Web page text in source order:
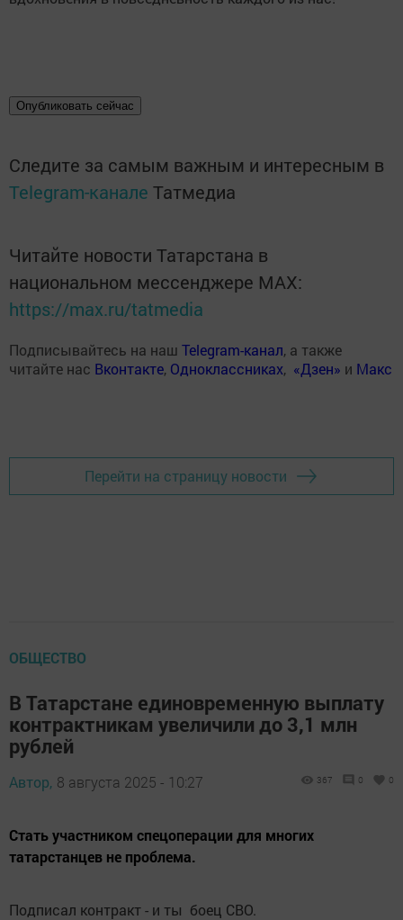
Опубликовать сейчас
Следите за самым важным и интересным в
Telegram-канале Татмедиа
Читайте новости Татарстана в
национальном мессенджере MАХ:
https://max.ru/tatmedia
Подписывайтесь на наш Telegram-канал, а также
читайте нас Вконтакте, Одноклассниках, «Дзен» и Макс
Перейти на страницу новости
ОБЩЕСТВО
В Татарстане единовременную выплату
контрактникам увеличили до 3,1 млн
рублей
Автор, 8 августа 2025 - 10:27 367 0 0
Стать участником спецоперации для многих
татарстанцев не проблема.
Подписал контракт - и ты боец СВО.